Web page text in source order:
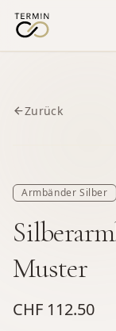
Zurück
Armbänder Silber
Muster
CHF 112.50